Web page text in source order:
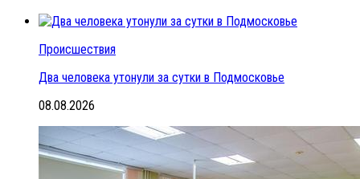
Происшествия
Два человека утонули за сутки в Подмосковье
08.08.2026